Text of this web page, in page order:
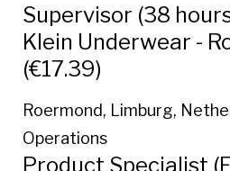
Supervisor (38
Klein Underwear -
(€17.39)
Roermond, Limburg,
Operations
Product Specialist